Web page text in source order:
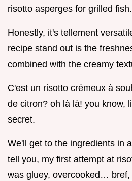
risotto asperges for grilled fish.
Honestly, it's tellement
recipe stand out is the
combined with the creamy
C'est un risotto crémeux à
de citron? oh là là! you know,
secret.
We'll get to the ingredients in
tell you, my first attempt at
was gluey, overcooked… bref,